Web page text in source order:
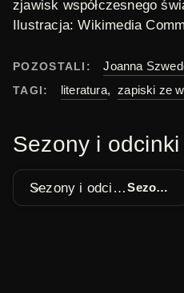
zjawisk współczesnego
Ilustracja:Wikimedia
POZOSTALI: Joanna
TAGI: literatura, zapiski ze
Sezony i odcinki
Sezony i odcinki Sezon 1